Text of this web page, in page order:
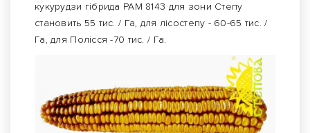
кукурудзи гібрида РАМ 8143 для зони Степу
становить 55 тис. / Га, для лісостепу - 60-65 тис. /
Га, для Полісся -70 тис. / Га.